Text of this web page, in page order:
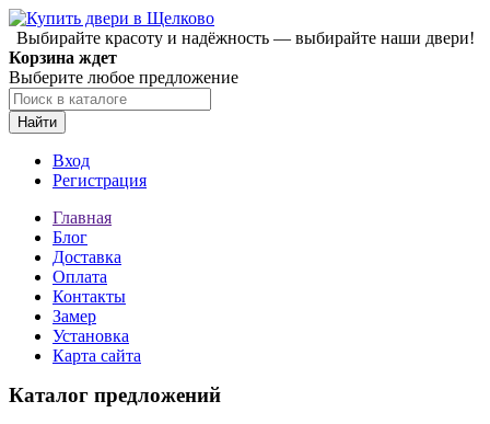
Выбирайте красоту и надёжность — выбирайте наши двери!
Корзина ждет
Выберите любое предложение
Найти
Вход
Регистрация
Главная
Блог
Доставка
Оплата
Контакты
Замер
Установка
Карта сайта
Каталог предложений